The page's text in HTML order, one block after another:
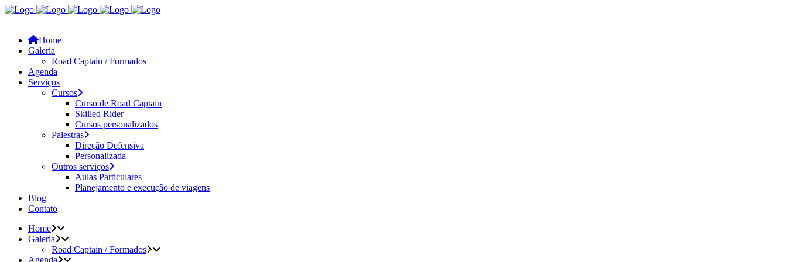
Home
Galeria
Road Captain / Formados
Agenda
Serviços
Cursos
Curso de Road Captain
Skilled Rider
Cursos personalizados
Palestras
Direção Defensiva
Personalizada
Outros serviços
Aulas Particulares
Planejamento e execução de viagens
Blog
Contato
Home
Galeria
Road Captain / Formados
Agenda